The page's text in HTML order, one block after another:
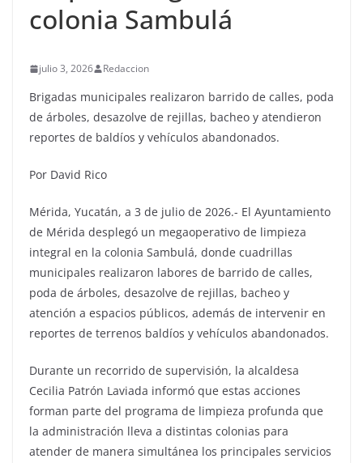
colonia Sambulá
julio 3, 2026 Redaccion
Brigadas municipales realizaron barrido de calles, poda
de árboles, desazolve de rejillas, bacheo y atendieron
reportes de baldíos y vehículos abandonados.
Por David Rico
Mérida, Yucatán, a 3 de julio de 2026.- El Ayuntamiento
de Mérida desplegó un megaoperativo de limpieza
integral en la colonia Sambulá, donde cuadrillas
municipales realizaron labores de barrido de calles,
poda de árboles, desazolve de rejillas, bacheo y
atención a espacios públicos, además de intervenir en
reportes de terrenos baldíos y vehículos abandonados.
Durante un recorrido de supervisión, la alcaldesa
Cecilia Patrón Laviada informó que estas acciones
forman parte del programa de limpieza profunda que
la administración lleva a distintas colonias para
atender de manera simultánea los principales servicios